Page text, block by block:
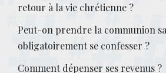
retour à la vie chrétienne ?
Peut-on prendre la communion
obligatoirement se confesser ?
Comment dépenser ses revenus ?